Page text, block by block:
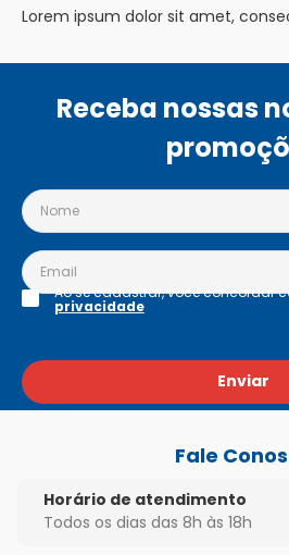
Lorem ipsum dolor sit amet,
Receba nossas
Enviar
Ao se cadastrar, você concordar
privacidade
Fale
Horário de atendimento
Todos os dias das 8h às 18h